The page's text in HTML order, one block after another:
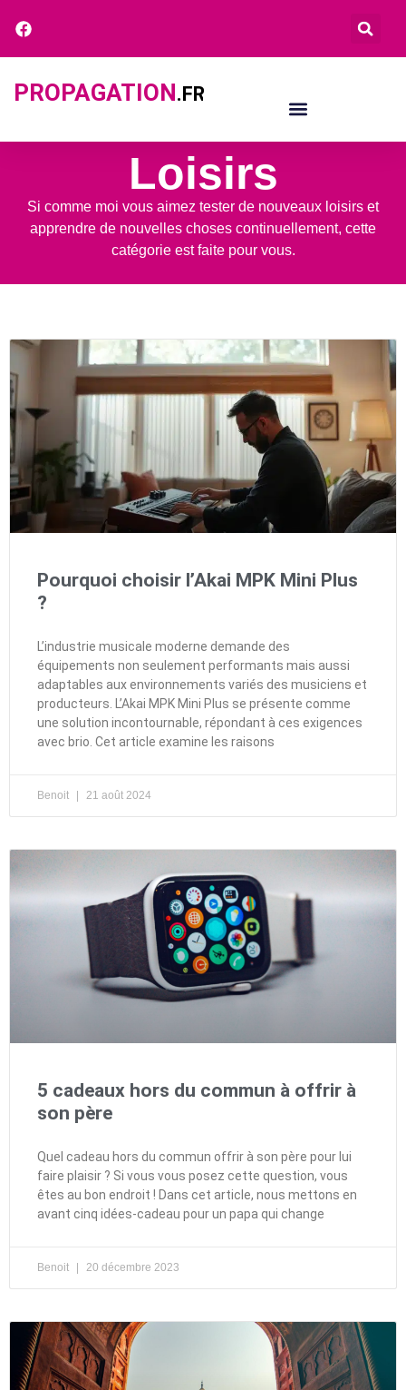
PROPAGATION.FR
Loisirs
Si comme moi vous aimez tester de nouveaux loisirs et
apprendre de nouvelles choses continuellement, cette
catégorie est faite pour vous.
Pourquoi choisir l’Akai MPK Mini Plus
?
L’industrie musicale moderne demande des
équipements non seulement performants mais aussi
adaptables aux environnements variés des musiciens et
producteurs. L’Akai MPK Mini Plus se présente comme
une solution incontournable, répondant à ces exigences
avec brio. Cet article examine les raisons
Benoit 21 août 2024
5 cadeaux hors du commun à offrir à
son père
Quel cadeau hors du commun offrir à son père pour lui
faire plaisir ? Si vous vous posez cette question, vous
êtes au bon endroit ! Dans cet article, nous mettons en
avant cinq idées-cadeau pour un papa qui change
Benoit 20 décembre 2023